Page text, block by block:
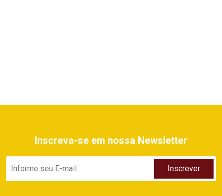
Inscreva-se em nossa Newsletter